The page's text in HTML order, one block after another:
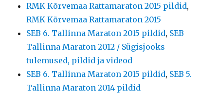
RMK Kõrvemaa Rattamaraton 2015 pildid,
RMK Kõrvemaa Rattamaraton 2015
SEB 6. Tallinna Maraton 2015 pildid, SEB
Tallinna Maraton 2012 / Sügisjooks
tulemused, pildid ja videod
SEB 6. Tallinna Maraton 2015 pildid, SEB 5.
Tallinna Maraton 2014 pildid